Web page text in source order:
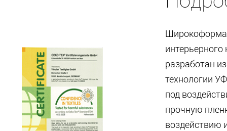
разработан
технологии
под
прочную
воздействию